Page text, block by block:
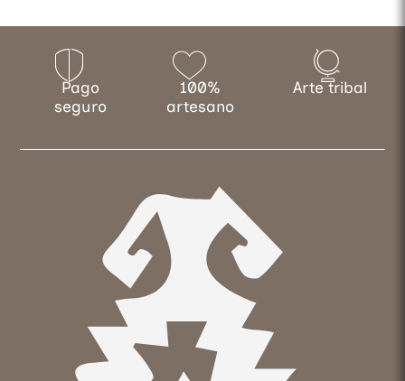
Pago
seguro
100%
artesano
Arte tribal